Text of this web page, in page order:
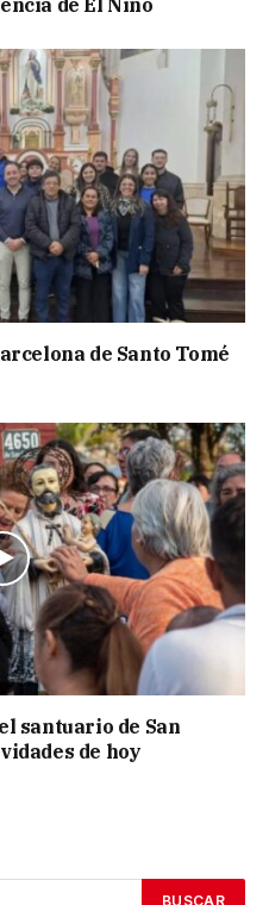
de El Niño
de Santo Tomé
santuario de San
de hoy